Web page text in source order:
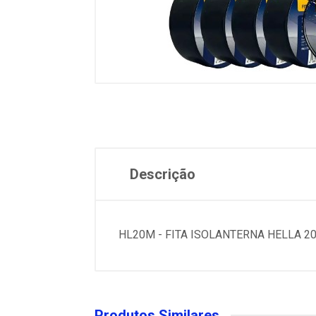
Descrição
HL20M - FITA ISOLANTERNA HELLA